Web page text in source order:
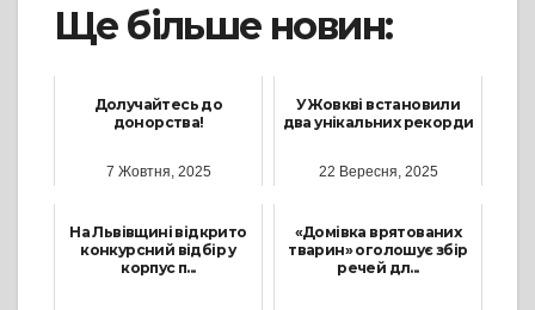
Ще більше новин:
Долучайтесь до
донорства!
7 Жовтня, 2025
У Жовкві встановили
два унікальних рекорди
22 Вересня, 2025
На Львівщині відкрито
конкурсний відбір у
корпус п...
«Домівка врятованих
тварин» оголошує збір
речей дл...